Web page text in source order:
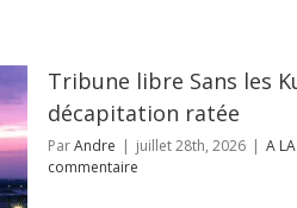
Tribune libre Sans les
décapitation ratée
ParAndre | juillet 28th, 2026 | A
commentaire